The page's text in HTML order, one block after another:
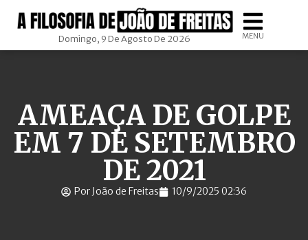
Domingo, 9 De Agosto De 2026 MENU
AMEAÇA DE GOLPE
EM 7 DE SETEMBRO
DE 2021
Por João de Freitas 10/9/2025 02:36